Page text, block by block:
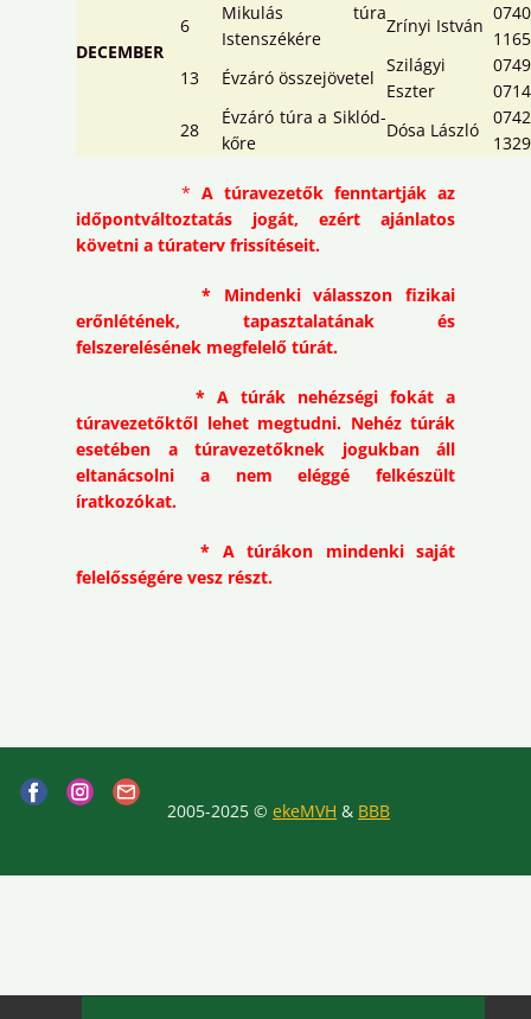
DECEMBER
6
Mikulás túra
Istenszékére
Zrínyi István
13
Évzáró összejövetel
Szilágyi
Eszter
28
Évzáró túra a Siklód-
kőre
Dósa László
*A túravezetők fenntartják az
időpontváltoztatás jogát, ezért ajánlatos
követni a túraterv frissítéseit.
* Mindenki válasszon fizikai
erőnlétének, tapasztalatának és
felszerelésének megfelelő túrát.
* A túrák nehézségi fokát a
túravezetőktől lehet megtudni. Nehéz túrák
esetében a túravezetőknek jogukban áll
eltanácsolni a nem eléggé felkészült
íratkozókat.
* A túrákon mindenki saját
felelősségére vesz részt.
2005-2025 © ekeMVH & BBB